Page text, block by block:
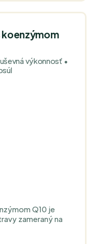
výkonnosť •
Q10 je
zameraný na